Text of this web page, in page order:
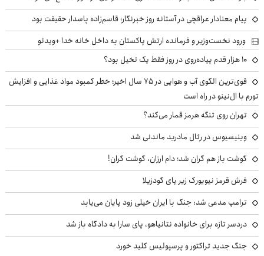
پیام معنادار عراقچی در آستانه روز خبرنگار؛ قاسم‌زاده پاسدار حقیقت بود
ورود نخست‌وزیر و فرمانده ارتش پاکستان به داخل خانه خدا +ویدئو
۱۰ هزار قدم پیاده‌روی در روز فقط یک تخیل بود؟
قوی‌ترین الگوی آب و هوایی در ۷۵ سال اخیر؛ خطر کمبود مواد غذایی و افزایش
تورم با ال‌نینو در راه است
تهران روی تنگه هرمز قمار می‌کند؟
وینیسیوس در رئال مادرید ماندنی شد
گوشت باز هم گران شد؛ دام ارزان، گوشت گران!
فرش قرمز نیویورک زیر پای گودزیلا
ترامپ مدعی شد: جنگ با ایران خیلی زود پایان می‌یابد
دردسر تازه برای خانواده نتانیاهو، پای سارا به دادگاه باز شد
جنگ جدید تراکتور و پرسپولیس کلید خورد